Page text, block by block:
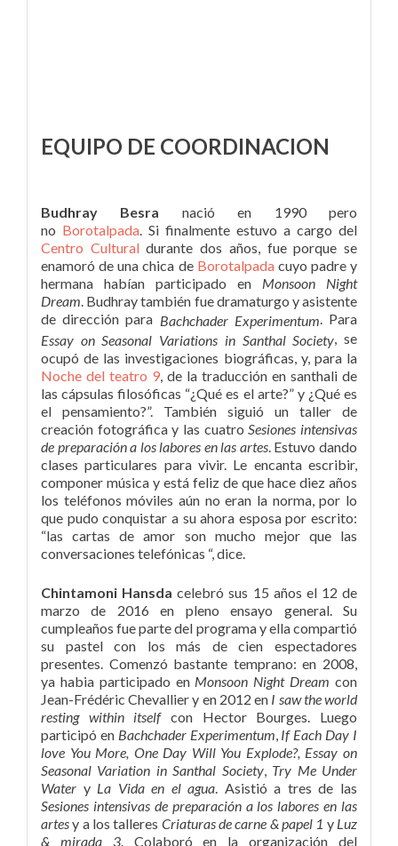
EQUIPO DE COORDINACION
Budhray Besra nació en 1990 pero
no Borotalpada. Si finalmente estuvo a cargo del
Centro Culturaldurante dos años, fue porque se
enamoró de una chica de Borotalpadacuyo padre y
hermana habían participado en Monsoon Night
Dream. Budhray también fue dramaturgo y asistente
de dirección para Bachchader Experimentum. Para
Essay on Seasonal Variations in Santhal Society, se
ocupó de las investigaciones biográficas, y, para la
Noche del teatro 9, de la traducción en santhali de
las cápsulas filosóficas “¿Qué es el arte?” y ¿Qué es
el pensamiento?”. También siguió un taller de
creación fotográfica y las cuatroSesiones intensivas
de preparación a los labores en las artes. Estuvo dando
clases particulares para vivir. Le encanta escribir,
componer música y está feliz de que hace diez años
los teléfonos móviles aún no eran la norma, por lo
que pudo conquistar a su ahora esposa por escrito:
“las cartas de amor son mucho mejor que las
conversaciones telefónicas “, dice.
Chintamoni Hansdacelebró sus 15 años el 12 de
marzo de 2016 en pleno ensayo general. Su
cumpleaños fue parte del programa y ella compartió
su pastel con los más de cien espectadores
presentes. Comenzó bastante temprano: en 2008,
ya habia participado en Monsoon Night Dream con
Jean-Frédéric Chevallier y en 2012 en I saw the world
resting within itself con Hector Bourges. Luego
participó en Bachchader Experimentum, If Each Day I
love You More, One Day Will You Explode?, Essay on
Seasonal Variation in Santhal Society, Try Me Under
Water y La Vida en el agua. Asistió a tres de las
Sesiones intensivas de preparación a los labores en las
artesy a los talleres Criaturas de carne & papel 1 y Luz
& mirada 3. Colaboró en la organización del